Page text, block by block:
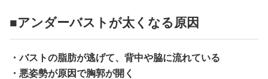
■アンダーバストが太くなる原因
・バストの脂肪が逃げて、背中や脇に流れている
・悪姿勢が原因で胸郭が開く